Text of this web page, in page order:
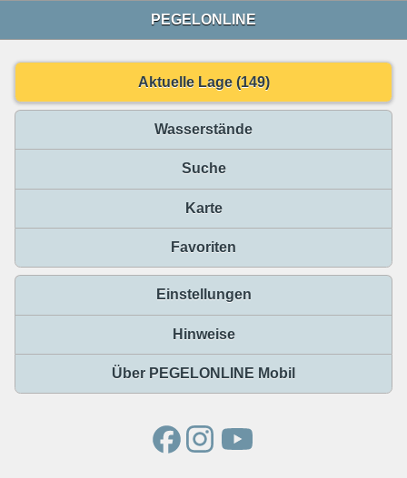
PEGELONLINE
Aktuelle Lage (149)
Wasserstände
Suche
Karte
Favoriten
Einstellungen
Hinweise
Über PEGELONLINE Mobil